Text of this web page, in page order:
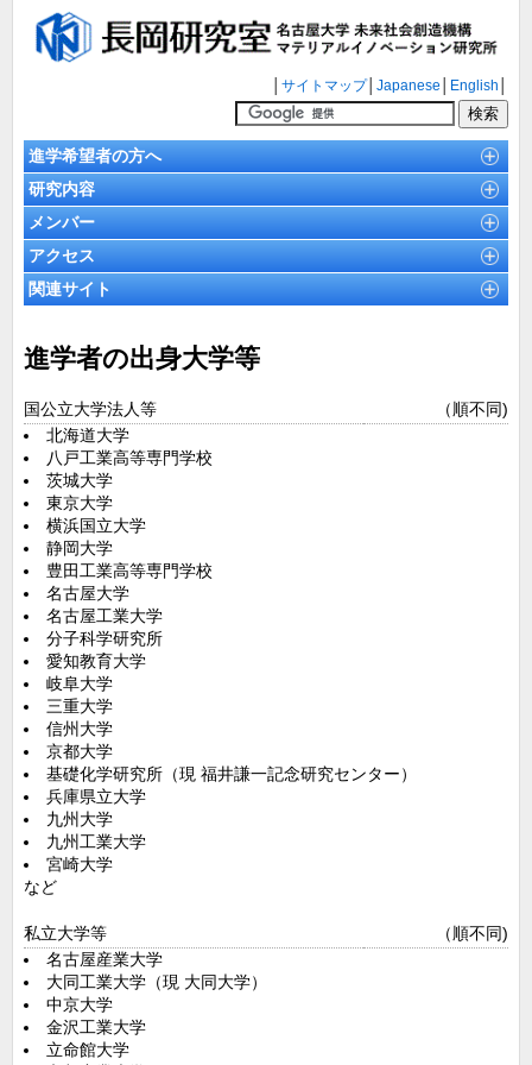
│サイトマップ│Japanese English
進学希望者の方へ
研究内容
メンバー
アクセス
関連サイト
進学者の出身大学等
国公立大学法人等
（順不同)
北海道大学
八戸工業高等専門学校
茨城大学
東京大学
横浜国立大学
静岡大学
豊田工業高等専門学校
名古屋大学
名古屋工業大学
分子科学研究所
愛知教育大学
岐阜大学
三重大学
信州大学
京都大学
基礎化学研究所（現 福井謙一記念研究センター）
兵庫県立大学
九州大学
九州工業大学
宮崎大学
など
私立大学等
（順不同)
名古屋産業大学
大同工業大学（現 大同大学）
中京大学
金沢工業大学
立命館大学